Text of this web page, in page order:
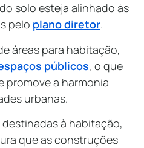
solo esteja alinhado às
pelo plano diretor.
áreas para habitação,
públicos, o que
promove a harmonia
urbanas.
destinadas à habitação,
que as construções